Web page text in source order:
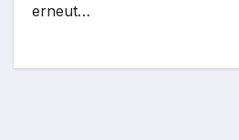
erneut…